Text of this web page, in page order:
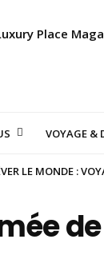
VOYAGE &
LE MONDE :